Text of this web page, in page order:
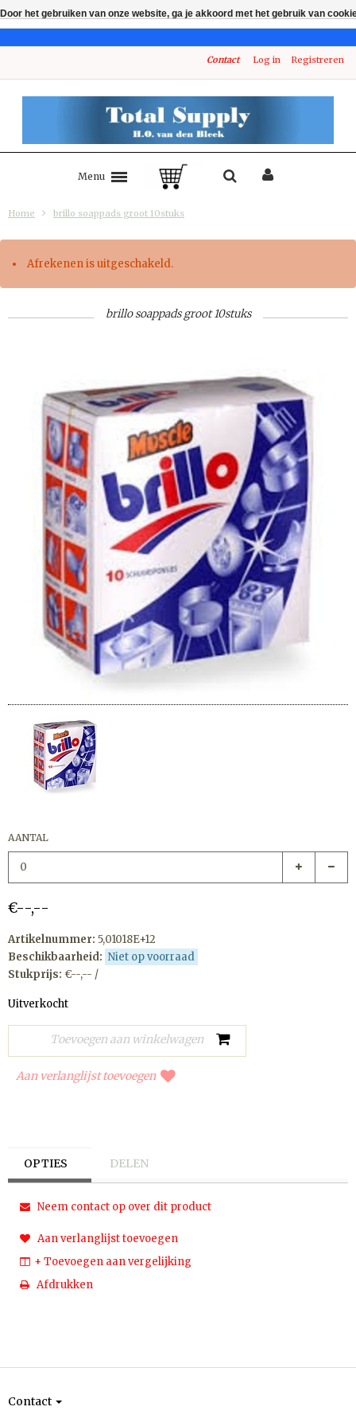
Contact Log in Registreren
Menu
Home brillo soappads groot 10stuks
Afrekenen is uitgeschakeld.
brillo soappads groot 10stuks
AANTAL
€--,--
Artikelnummer: 5,01018E+12
Beschikbaarheid: Niet op voorraad
Stukprijs: €--,-- /
Uitverkocht
Aan verlanglijst toevoegen
OPTIES DELEN
Neem contact op over dit product
Aan verlanglijst toevoegen
+ Toevoegen aan vergelijking
Afdrukken
Contact
Door het gebruiken van onze website, ga je akkoord met het gebruik van